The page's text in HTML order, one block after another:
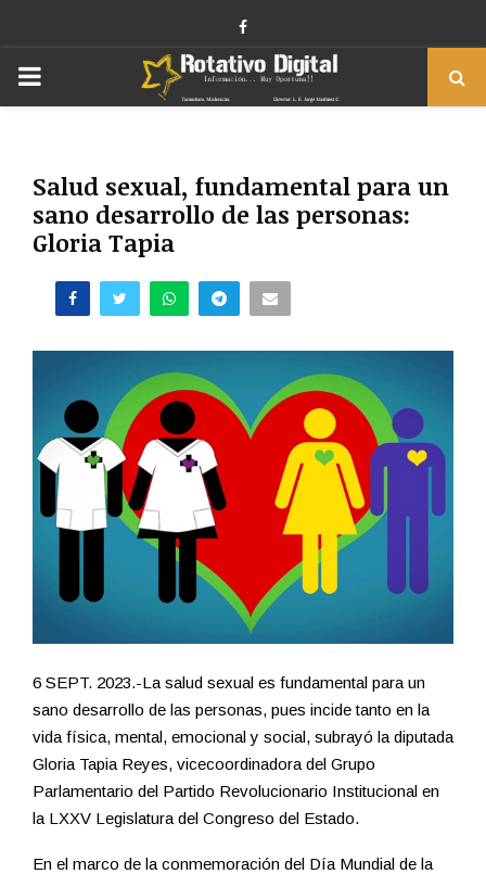
Facebook
PRIMARY
Salud sexual, fundamental para un
sano desarrollo de las personas:
Gloria Tapia
6 SEPT. 2023.-La salud sexual es fundamental para un
sano desarrollo de las personas, pues incide tanto en la
vida física, mental, emocional y social, subrayó la diputada
Gloria Tapia Reyes, vicecoordinadora del Grupo
Parlamentario del Partido Revolucionario Institucional en
la LXXV Legislatura del Congreso del Estado.
En el marco de la conmemoración del Día Mundial de la